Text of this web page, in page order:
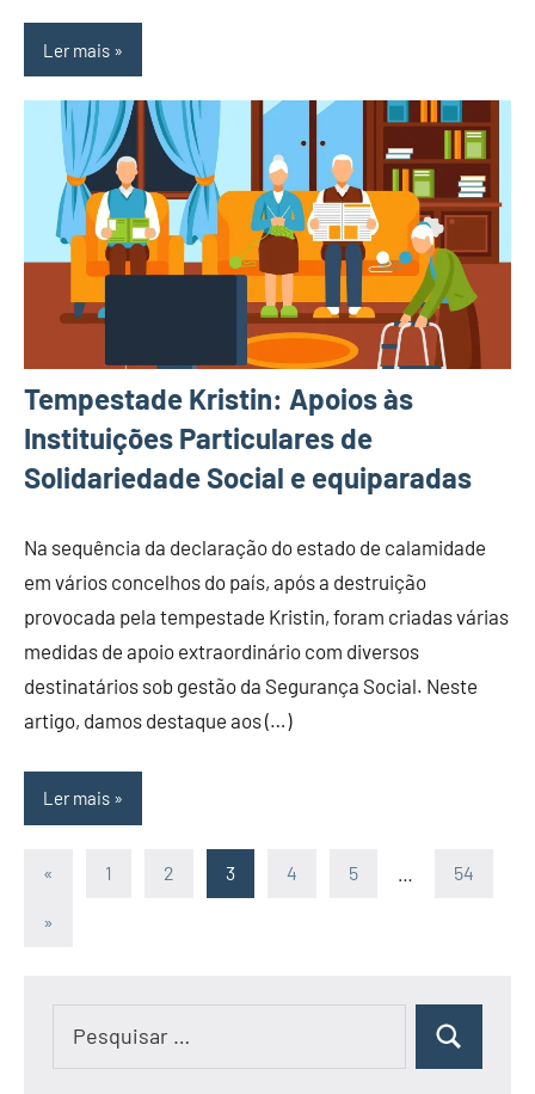
Ler mais
Tempestade Kristin: Apoios às
Instituições Particulares de
Solidariedade Social e equiparadas
Na sequência da declaração do estado de calamidade
em vários concelhos do país, após a destruição
provocada pela tempestade Kristin, foram criadas várias
medidas de apoio extraordinário com diversos
destinatários sob gestão da Segurança Social. Neste
artigo, damos destaque aos (…)
Ler mais
Paginação
dos
« Artigos1 2 3 4 5 54
Artigos
»
Pesquisar